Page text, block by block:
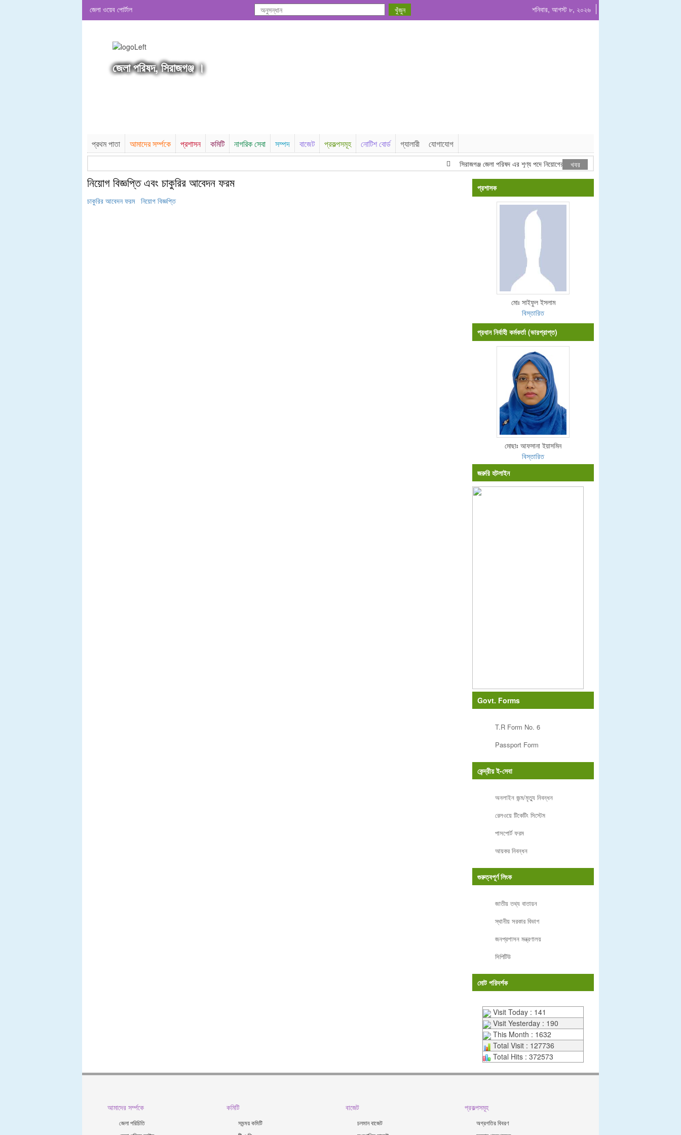
জেলা ওয়েব পোর্টাল শনিবার, আগস্ট ৮, ২০২৬
জেলা পরিষদ, সিরাজগঞ্জ ।
প্রথম পাতা আমাদের সর্ম্পকে প্রশাসন কমিটি নাগরিক সেবা সম্পদ বাজেট প্রকল্পসমূহ নোটিশ বোর্ড গ্যালারী যোগাযোগ
সিরাজগঞ্জ জেলা পরিষদ এর শূণ্য পদে নিয়োগের চূড়ান্ত ফলাফল
খবর
নিয়োগ বিজ্ঞপ্তি এবং চাকুরির আবেদন ফরম
চাকুরির আবেদন ফরমনিয়োগ বিজ্ঞপ্তি
প্রশাসক
মোঃ সাইফুল ইসলাম
বিস্তারিত
প্রধান নির্বাহী কর্মকর্তা (ভারপ্রাপ্ত)
মোছাঃ আফসানা ইয়াসমিন
বিস্তারিত
জরুরি হটলাইন
Govt. Forms
T.R Form No. 6
Passport Form
কেন্দ্রীয় ই-সেবা
অনলাইন জন্ম/মৃত্যু নিবন্ধন
রেলওয়ে টিকেটিং সিস্টেম
পাসপোর্ট ফরম
আয়কর নিবন্ধন
গুরুত্বপূর্ণ লিংক
জাতীয় তথ্য বাতায়ন
স্থানীয় সরকার বিভাগ
জনপ্রশাসন মন্ত্রণালয়
সিপিটিউ
মোট পরিদর্শক
Visit Today : 141
Visit Yesterday : 190
This Month : 1632
Total Visit : 127736
Total Hits : 372573
আমাদের সর্ম্পকে
জেলা পরিচিতি
কমিটি
সমন্ময় কমিটি
বাজেট
চলমান বাজেট
প্রকল্পসমূহ
অগ্রগতির বিবরণ